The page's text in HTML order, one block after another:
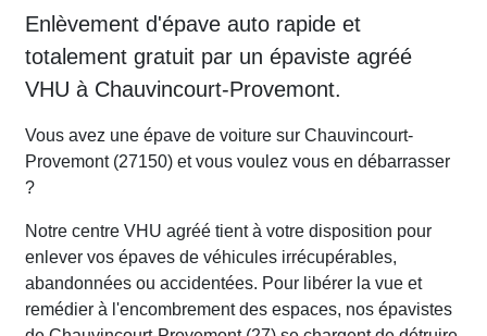
Enlèvement d'épave auto rapide et
totalement gratuit par un épaviste agréé
VHU à Chauvincourt-Provemont.
Vous avez une épave de voiture sur Chauvincourt-
Provemont (27150) et vous voulez vous en débarrasser
?
Notre centre VHU agréé tient à votre disposition pour
enlever vos épaves de véhicules irrécupérables,
abandonnées ou accidentées. Pour libérer la vue et
remédier à l'encombrement des espaces, nos épavistes